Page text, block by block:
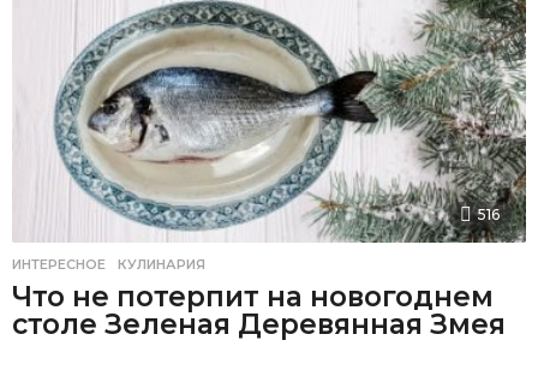
516
ИНТЕРЕСНОЕ ,КУЛИНАРИЯ
Что не потерпит на новогоднем
столе Зеленая Деревянная Змея